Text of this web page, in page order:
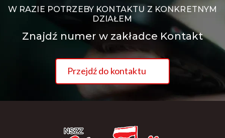
W RAZIE POTRZEBY KONTAKTU Z KONKRETNYM
DZIAŁEM
Znajdź numer w zakładce Kontakt
Przejdź do kontaktu